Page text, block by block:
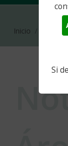
Si
Inicio